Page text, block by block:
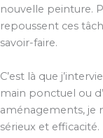
nouvelle peinture.
repoussent ces
savoir-faire.
C’est là que
main ponctuel ou
aménagements, je
sérieux et efficacité.